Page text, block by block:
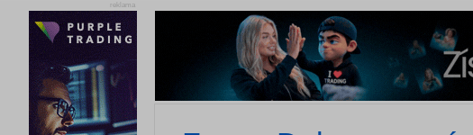
reklama